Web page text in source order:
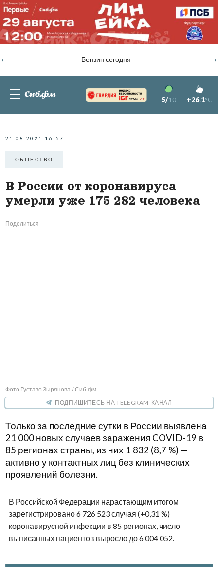
Бензин сегодня
‹ ›
82.76% -1.2 5/10 +26.1°C
21.08.2021 16:57
ОБЩЕСТВО
В России от коронавируса
умерли уже 175 282 человека
Поделиться
Фото Густаво Зырянова / Сиб.фм
ПОДПИШИТЕСЬ НА TELEGRAM-КАНАЛ
Только за последние сутки в России выявлена
21 000 новых случаев заражения COVID-19 в
85 регионах страны, из них 1 832 (8,7 %) —
активно у контактных лиц без клинических
проявлений болезни.
В Российской Федерации нарастающим итогом
зарегистрировано 6 726 523 случая (+0,31 %)
коронавирусной инфекции в 85 регионах, число
выписанных пациентов выросло до 6 004 052.